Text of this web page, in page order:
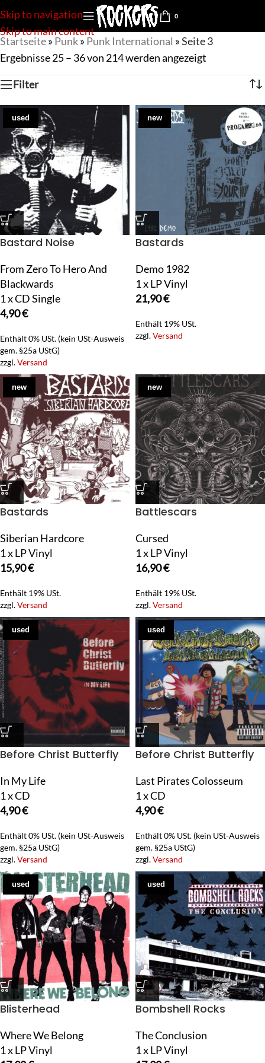
Skip to navigation
Skip to main content
0
Startseite» Punk» Punk International »Seite 3
Ergebnisse 25 – 36 von 214 werden angezeigt
Filter
used
Bastard Noise
From Zero To Hero And
Blackwards
1 x CD Single
4,90€
Enthält 0% USt. (kein USt-Ausweis
gem. §25a UStG)
zzgl.Versand
new
Bastards
Demo 1982
1 x LP Vinyl
21,90€
Enthält 19% USt.
zzgl.Versand
new
Bastards
Siberian Hardcore
1 x LP Vinyl
15,90€
Enthält 19% USt.
zzgl.Versand
new
Battlescars
Cursed
1 x LP Vinyl
16,90€
Enthält 19% USt.
zzgl.Versand
used
Before Christ Butterfly
In My Life
1 x CD
4,90€
Enthält 0% USt. (kein USt-Ausweis
gem. §25a UStG)
zzgl.Versand
used
Before Christ Butterfly
Last Pirates Colosseum
1 x CD
4,90€
Enthält 0% USt. (kein USt-Ausweis
gem. §25a UStG)
zzgl.Versand
used
Blisterhead
Where We Belong
1 x LP Vinyl
used
Bombshell Rocks
The Conclusion
1 x LP Vinyl